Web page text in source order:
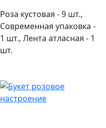
Роза кустовая - 9 шт.,
Современная упаковка -
1 шт., Лента атласная - 1
шт.